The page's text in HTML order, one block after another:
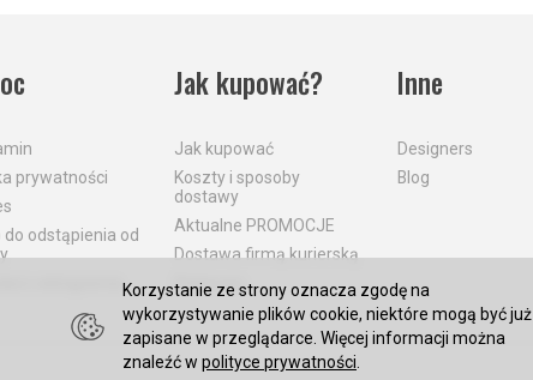
prywatności
do odstąpienia od
Jak kupować?
Jak kupować
Koszty i sposoby
dostawy
Aktualne PROMOCJE
Dostawa firmą kurierską
Płatności
Inne
Designers
Blog
Korzystanie ze strony oznacza zgodę na
wykorzystywanie plików cookie, niektóre mogą być już
zapisane w przeglądarce. Więcej informacji można
znaleźć w polityce prywatności